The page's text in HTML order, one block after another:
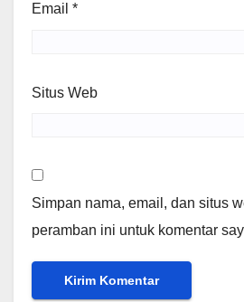
Email *
Situs Web
Simpan nama, email, dan situs
peramban ini untuk komentar